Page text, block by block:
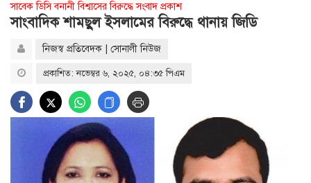
সাবেক ডিসি বনানী বিশ্বাসের বিরুদ্ধে সংবাদ প্রকাশ
সাংবাদিক শামছুল ইসলামের বিরুদ্ধে থানায় জিডি
নিজস্ব প্রতিবেদক | সোনালী নিউজ
প্রকাশিত: নভেম্বর ৬, ২০২৫, ০৪:৩৫ পিএম